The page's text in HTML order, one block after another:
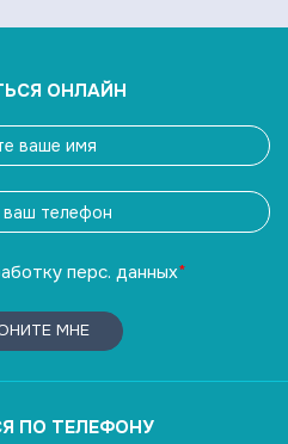
ОНЛАЙН
перс. данных*
МНЕ
ПО ТЕЛЕФОНУ